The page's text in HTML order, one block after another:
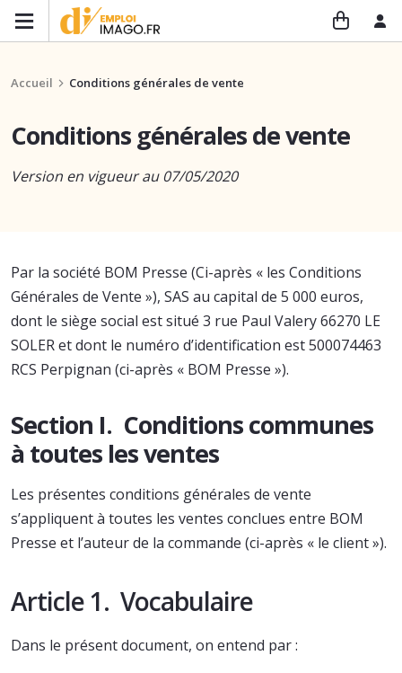
Accueil Conditions générales de vente
Conditions générales de vente
Version en vigueur au 07/05/2020
Par la société BOM Presse (Ci-après « les Conditions
Générales de Vente »), SAS au capital de 5 000 euros,
dont le siège social est situé 3 rue Paul Valery 66270 LE
SOLER et dont le numéro d’identification est 500074463
RCS Perpignan (ci-après « BOM Presse »).
Section I. Conditions communes
à toutes les ventes
Les présentes conditions générales de vente
s’appliquent à toutes les ventes conclues entre BOM
Presse et l’auteur de la commande (ci-après « le client »).
Article 1. Vocabulaire
Dans le présent document, on entend par :